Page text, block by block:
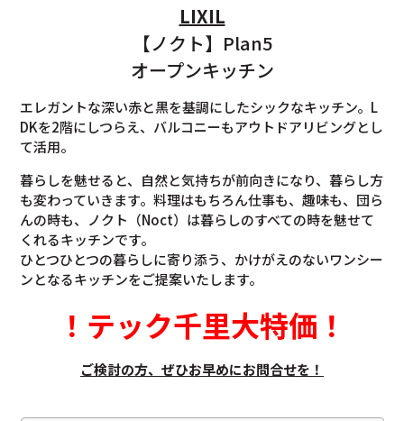
LIXIL
【ノクト】Plan5
オープンキッチン
エレガントな深い赤と黒を基調にしたシックなキッチン。L
DKを2階にしつらえ、バルコニーもアウトドアリビングとし
て活用。
暮らしを魅せると、自然と気持ちが前向きになり、暮らし方
も変わっていきます。料理はもちろん仕事も、趣味も、団ら
んの時も、ノクト（Noct）は暮らしのすべての時を魅せて
くれるキッチンです。
ひとつひとつの暮らしに寄り添う、かけがえのないワンシー
ンとなるキッチンをご提案いたします。
！ テック千里大特価 ！
ご検討の方、ぜひお早めにお問合せを！